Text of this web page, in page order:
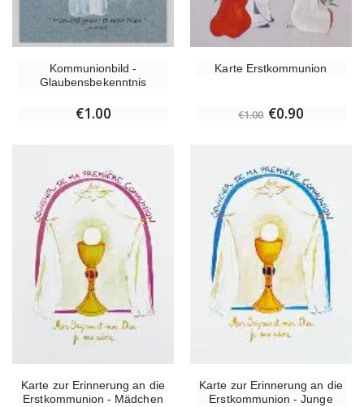
Kommunionbild -
Glaubensbekenntnis
€1.00
Karte Erstkommunion
€1.00 €0.90
Karte zur Erinnerung an die
Erstkommunion - Mädchen
Karte zur Erinnerung an die
Erstkommunion - Junge